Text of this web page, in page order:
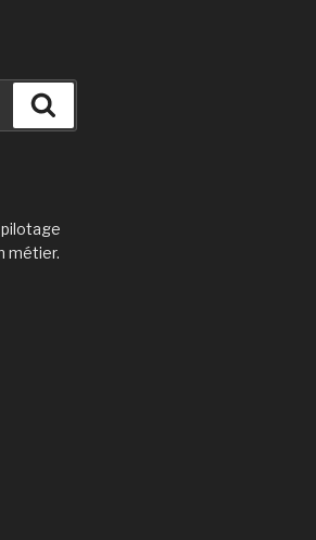
métier.